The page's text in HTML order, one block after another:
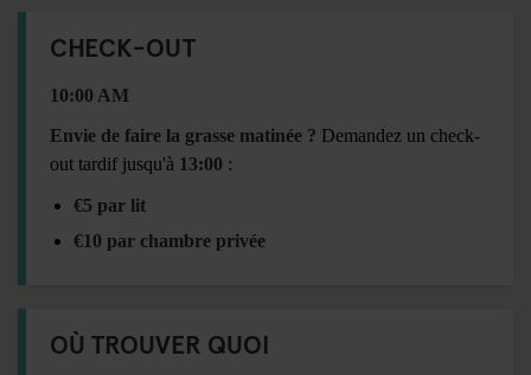
CHECK-OUT
10:00 AM
Envie de faire la grasse matinée ? Demandez un check-
out tardif jusqu'à 13:00 :
€5 par lit
€10 par chambre privée
OÙ TROUVER QUOI